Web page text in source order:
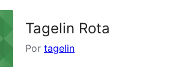
Tagelin Rota
Por tagelin